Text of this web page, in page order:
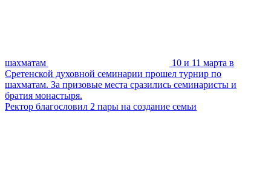
шахматам
10 и 11 марта в
Сретенской духовной семинарии прошел турнир по
шахматам. За призовые места сразились семинаристы и
братия монастыря.
Ректор благословил 2 пары на создание семьи